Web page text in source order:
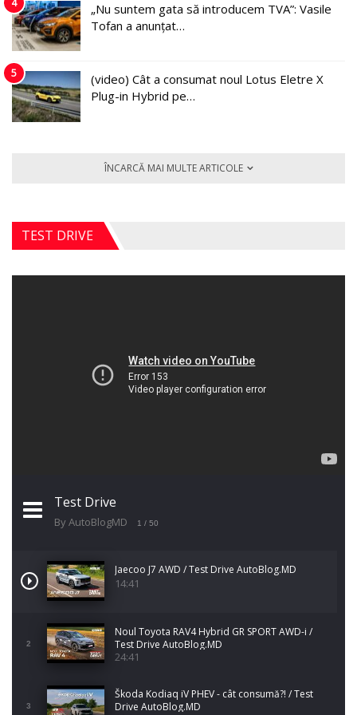
„Nu suntem gata să introducem TVA”: Vasile
Tofan a anunțat…
5
(video) Cât a consumat noul Lotus Eletre X
Plug-in Hybrid pe…
ÎNCARCĂ MAI MULTE ARTICOLE
TEST DRIVE
Test Drive
By AutoBlogMD 1 / 50
Jaecoo J7 AWD / Test Drive AutoBlog.MD
14:41
2
Noul Toyota RAV4 Hybrid GR SPORT AWD-i /
Test Drive AutoBlog.MD
24:41
3
Škoda Kodiaq iV PHEV - cât consumă?! / Test
Drive AutoBlog.MD